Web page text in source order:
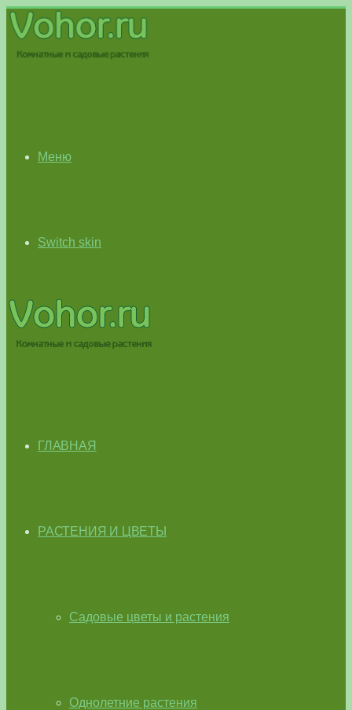
Меню
Switch skin
ГЛАВНАЯ
РАСТЕНИЯ И ЦВЕТЫ
Садовые цветы и растения
Однолетние растения